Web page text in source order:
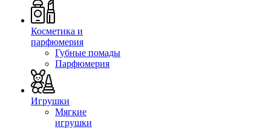
Косметика и
парфюмерия
Губные помады
Парфюмерия
Игрушки
Мягкие
игрушки